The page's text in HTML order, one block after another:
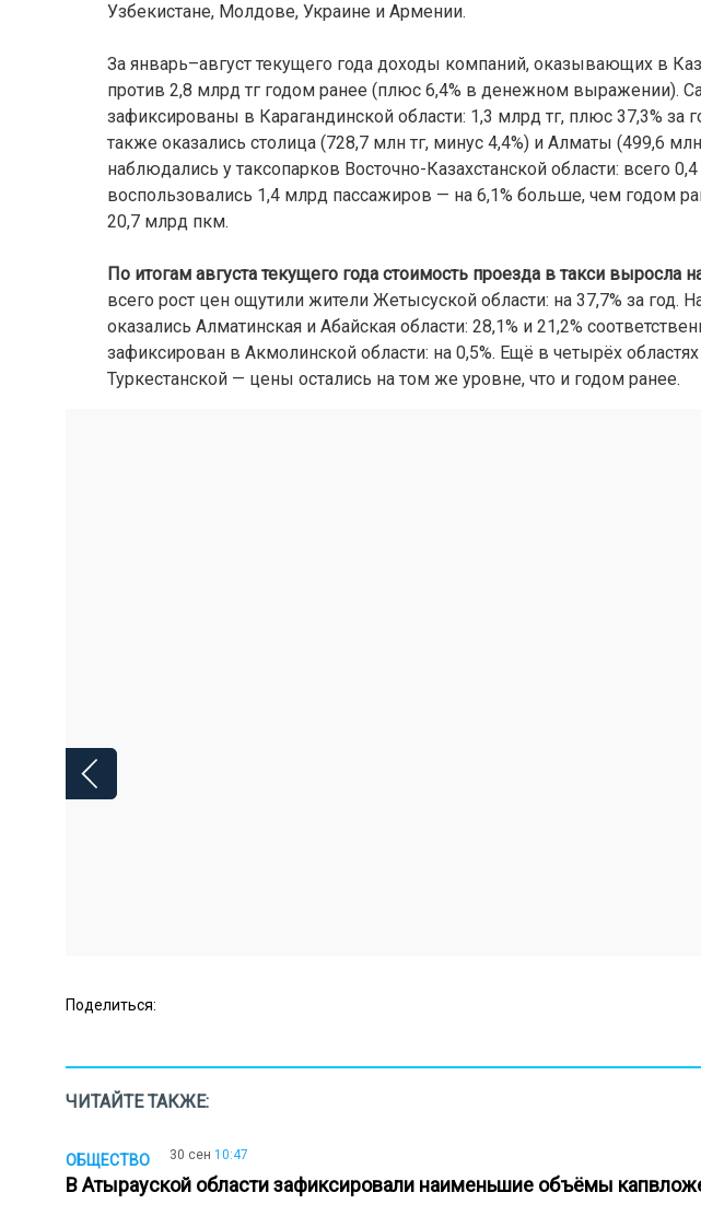
Узбекистане, Молдове, Украине и Армении.
За январь–август текущего года доходы компаний, оказывающих в
против 2,8 млрд тг годом ранее (плюс 6,4% в денежном выражении).
зафиксированы в Карагандинской области: 1,3 млрд тг, плюс 37,3%
также оказались столица (728,7 млн тг, минус 4,4%) и Алматы (499,6
наблюдались у таксопарков Восточно-Казахстанской области: всего 0,4
воспользовались 1,4 млрд пассажиров — на 6,1% больше, чем годом
20,7 млрд пкм.
По итогам августа текущего года стоимость проезда в такси выросла
всего рост цен ощутили жители Жетысуской области: на 37,7% за год.
оказались Алматинская и Абайская области: 28,1% и 21,2%
зафиксирован в Акмолинской области: на 0,5%. Ещё в четырёх
Туркестанской — цены остались на том же уровне, что и годом ранее.
Поделиться:
ЧИТАЙТЕ ТАКЖЕ:
ОБЩЕСТВО 30 сен 10:47
В Атырауской области зафиксировали наименьшие объёмы